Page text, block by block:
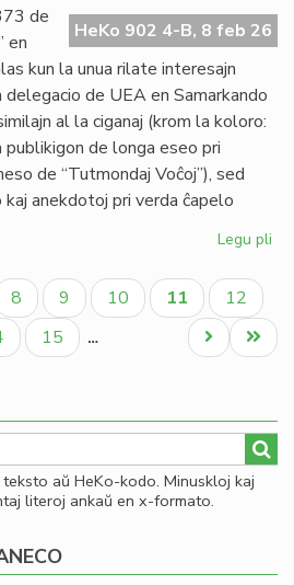
HeKo 902 4-B, 8 feb 26
de
en
kun la unua rilate interesajn
de UEA en Samarkando
al la ciganaj (krom la koloro:
de longa eseo pri
de “Tutmondaj Voĉoj”), sed
kaj anekdotoj pri verda ĉapelo
Legu pli
Paĝo
8 Paĝo
9 Paĝo
10
Aktuala
paĝo
11 Paĝo
12
Paĝo
15 …
Last
page
Next
page
aŭ HeKo-kodo. Minuskloj kaj
literoj ankaŭ en x-formato.